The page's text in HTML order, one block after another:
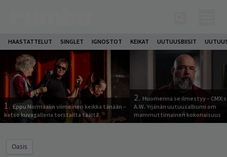
HAASTATTELUT SINGLET IGNOSTOT KEIKAT UUTUUSBIISIT
1. Eppu Normaalin viimeinen keikka tänään –
katso kuvagalleria torstailta täältä
2. Huomenna se ilmestyy –
A.W. Yrjänän uutuusalbumi om
mammuttimainen kokonaisuus
Oasis